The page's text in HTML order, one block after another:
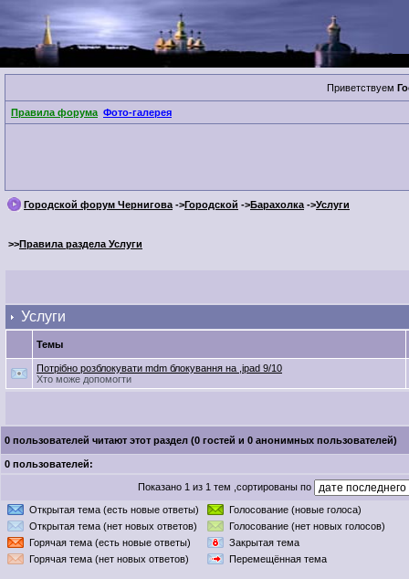
Приветствуем
Правила форума Фото-галерея
Городской форум Чернигова ->Городской ->Барахолка ->Услуги
>>Правила раздела Услуги
Услуги
Темы
Потрібно розблокувати mdm блокування на ,ipad 9/10
Хто може допомогти
0 пользователей читают этот раздел (0 гостей и 0 анонимных пользователей)
0 пользователей:
Показано 1 из 1 тем ,сортированы по
Открытая тема (есть новые ответы)
Голосование (новые голоса)
Открытая тема (нет новых ответов)
Голосование (нет новых голосов)
Горячая тема (есть новые ответы)
Закрытая тема
Горячая тема (нет новых ответов)
Перемещённая тема